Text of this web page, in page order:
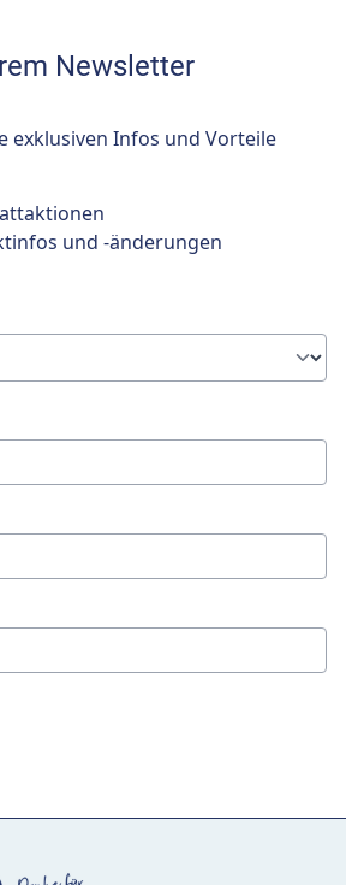
Newsletter
exklusiven Infos und Vorteile
und -änderungen